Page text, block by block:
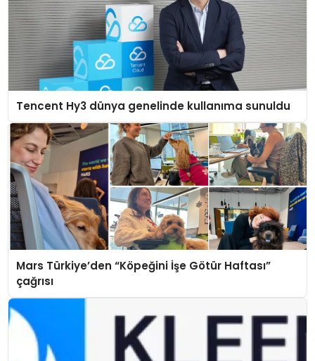
Tencent Hy3 dünya genelinde kullanıma sunuldu
Mars Türkiye’den “Köpeğini İşe Götür Haftası”
çağrısı